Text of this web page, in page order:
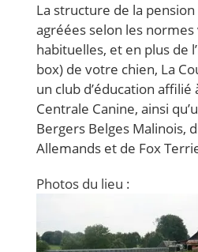
La structure de la
agréées selon les
habituelles, et en plus de
box) de votre chien, La
un club d’éducation affilié
Centrale Canine, ainsi
Bergers Belges Malinois,
Allemands et de Fox
Photos du lieu :